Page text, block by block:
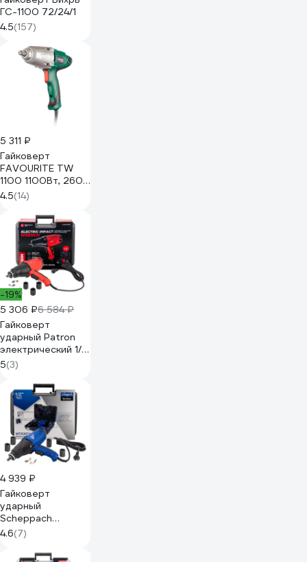
ГС-1100 72/24/1
4.5(157)
5 311 ₽
Гайковерт
FAVOURITE TW
1100 1100Вт, 2600
об/мин 160001100
4.5(14)
-19%
5 306 ₽6 584 ₽
Гайковерт
ударный Patron
электрический 1/2,
1010W P-
WT03071(62819)
5(3)
4 939 ₽
Гайковерт
ударный
Scheppach
электрический 1/2,
1010W Sch-
WT03071(62818)
4.6(7)